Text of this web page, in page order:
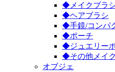
◆メイクブラ
◆ヘアブラシ
◆手鏡/コンパ
◆ポーチ
◆ジュエリー
◆その他メイ
オブジェ